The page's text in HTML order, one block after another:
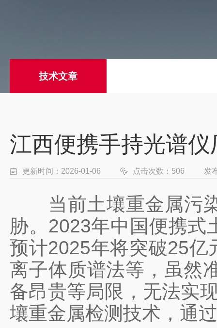
技术文章
江西便携手持光谱
更新时间：2026-01-06 点击次数：506 发
当前土壤重金属污染
胁。2023年中国便携式
预计2025年将突破25亿
离子体质谱法等，虽然
备昂贵等局限，无法实
壤重金属检测技术，通